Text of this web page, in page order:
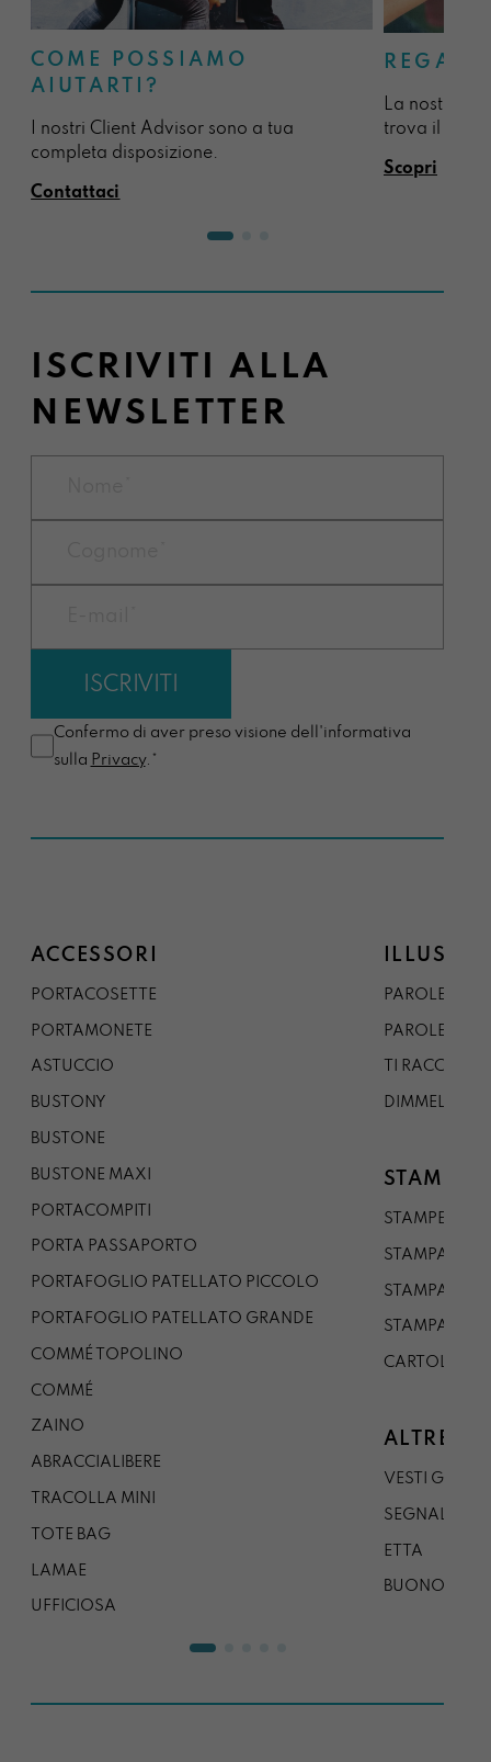
COME POSSIAMO
AIUTARTI?
I nostri Client Advisor sono a tua
completa disposizione.
Contattaci
La nostra
trova il
Scopri
ISCRIVITI ALLA
NEWSLETTER
Confermo di aver preso visione dell'informativa
sulla Privacy.*
ACCESSORI
PORTACOSETTE
PORTAMONETE
ASTUCCIO
BUSTONY
BUSTONE
BUSTONE MAXI
PORTACOMPITI
PORTA PASSAPORTO
PORTAFOGLIO PATELLATO PICCOLO
PORTAFOGLIO PATELLATO GRANDE
COMMÉ TOPOLINO
COMMÉ
ZAINO
ABRACCIALIBERE
TRACOLLA MINI
TOTE BAG
LAMAE
UFFICIOSA
PAROLE DAL
PAROLE DA
TI
DIMMELO
STAMPE
STAMPE A5
STAMPA A3
STAMPA A1
STAMPA A0
CARTOLINA
ALTRE
VESTI
SEGNALIBRO
ETTA
BUONO